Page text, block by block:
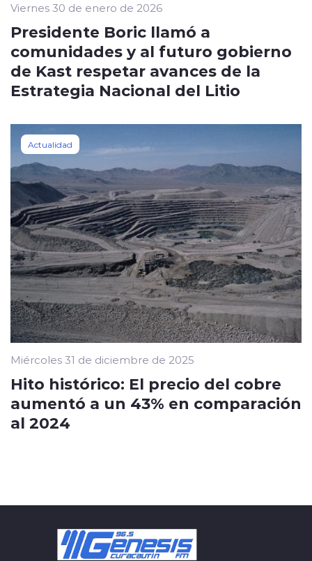
Viernes 30 de enero de 2026
Presidente Boric llamó a
comunidades y al futuro gobierno
de Kast respetar avances de la
Estrategia Nacional del Litio
Actualidad
Miércoles 31 de diciembre de 2025
Hito histórico: El precio del cobre
aumentó a un 43% en comparación
al 2024